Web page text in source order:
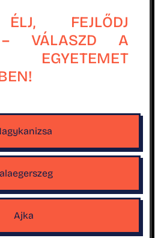
Ajka
FEJLŐDJ
VÁLASZD A
EGYETEMET